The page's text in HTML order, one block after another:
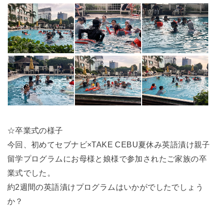
☆卒業式の様子
今回、初めてセブナビ×TAKE CEBU夏休み英語漬け親子
留学プログラムにお母様と娘様で参加されたご家族の卒
業式でした。
約2週間の英語漬けプログラムはいかがでしたでしょう
か？